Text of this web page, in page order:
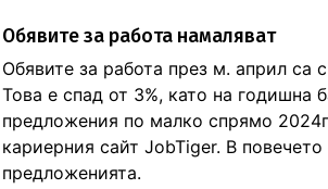
Обявите за работа намаляват
Обявите за работа през м. април
Това е спад от 3%, като на годишна
предложения по малко спрямо
кариерния сайт JobTiger. В
предложенията.